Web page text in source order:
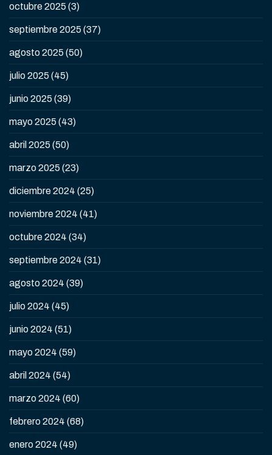
octubre 2025 (3)
septiembre 2025 (37)
agosto 2025 (50)
julio 2025 (45)
junio 2025 (39)
mayo 2025 (43)
abril 2025 (50)
marzo 2025 (23)
diciembre 2024 (25)
noviembre 2024 (41)
octubre 2024 (34)
septiembre 2024 (31)
agosto 2024 (39)
julio 2024 (45)
junio 2024 (51)
mayo 2024 (59)
abril 2024 (54)
marzo 2024 (60)
febrero 2024 (68)
enero 2024 (49)